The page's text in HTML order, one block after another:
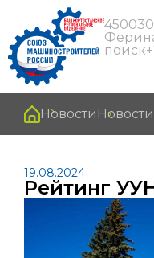
поиск
Новости
19.08.2024
Рейтинг